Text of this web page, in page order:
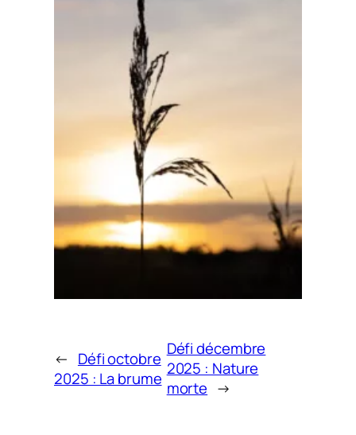
← Défi octobre
2025 : La brume
Défi décembre
2025 : Nature
morte →